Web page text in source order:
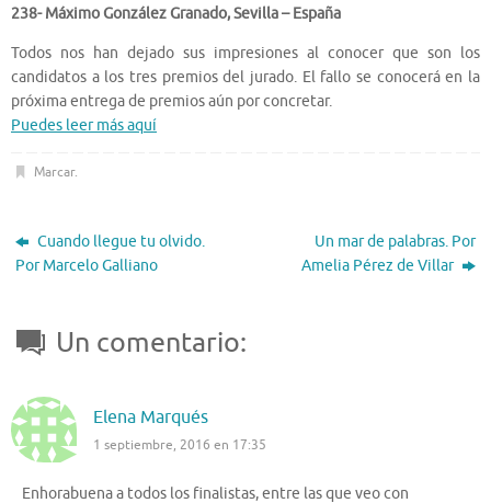
238- Máximo González Granado, Sevilla – España
Todos nos han dejado sus impresiones al conocer que son los
candidatos a los tres premios del jurado. El fallo se conocerá en la
próxima entrega de premios aún por concretar.
Puedes leer más aquí
Marcar.
Cuando llegue tu olvido.
Por Marcelo Galliano
Un mar de palabras. Por
Amelia Pérez de Villar
Un comentario:
Elena Marqués
1 septiembre, 2016 en 17:35
Enhorabuena a todos los finalistas, entre las que veo con